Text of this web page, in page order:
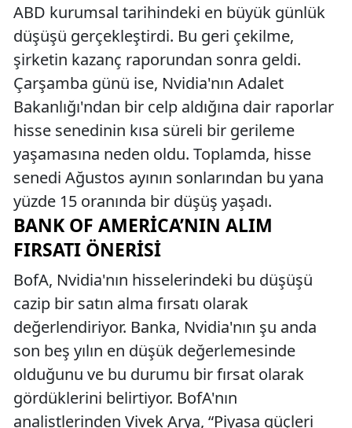
ABD kurumsal tarihindeki en büyük günlük
düşüşü gerçekleştirdi. Bu geri çekilme,
şirketin kazanç raporundan sonra geldi.
Çarşamba günü ise, Nvidia'nın Adalet
Bakanlığı'ndan bir celp aldığına dair raporlar
hisse senedinin kısa süreli bir gerileme
yaşamasına neden oldu. Toplamda, hisse
senedi Ağustos ayının sonlarından bu yana
yüzde 15 oranında bir düşüş yaşadı.
BANK OF AMERICA’NIN ALIM
FIRSATI ÖNERISI
BofA, Nvidia'nın hisselerindeki bu düşüşü
cazip bir satın alma fırsatı olarak
değerlendiriyor. Banka, Nvidia'nın şu anda
son beş yılın en düşük değerlemesinde
olduğunu ve bu durumu bir fırsat olarak
gördüklerini belirtiyor. BofA'nın
analistlerinden Vivek Arya, “Piyasa güçleri